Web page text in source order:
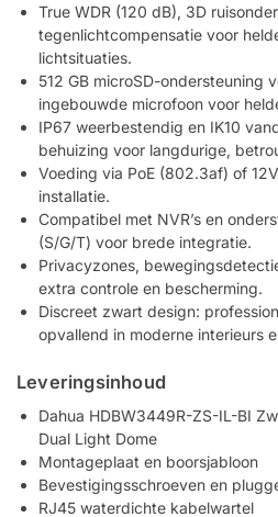
True WDR (120 dB), 3D
tegenlichtcompensatie voor
lichtsituaties.
512 GB microSD-ondersteuning
ingebouwde microfoon voor
IP67 weerbestendig en IK10
behuizing voor langdurige,
Voeding via PoE (802.3af) of
installatie.
Compatibel met NVR’s en
(S/G/T) voor brede integratie.
Privacyzones,
extra controle en bescherming.
Discreet zwart design:
opvallend in moderne interieurs
Leveringsinhoud
Dahua HDBW3449R-ZS-IL-BI
Dual Light Dome
Montageplaat en boorsjabloon
Bevestigingsschroeven en
RJ45 waterdichte kabelwartel